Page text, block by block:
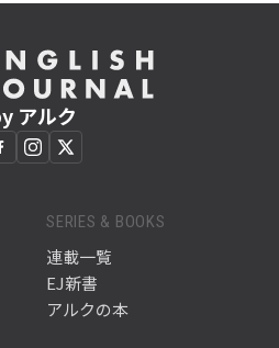
アルク
SERIES & BOOKS
連載一覧
EJ新書
アルクの本